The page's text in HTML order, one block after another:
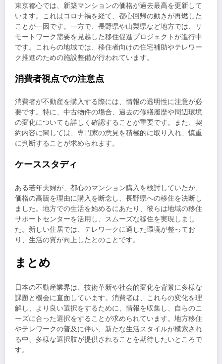
東京都心では、新築マンションの価格が過去最高を更新して
います。これはコロナ禍を経て、都心回帰の動きが再燃した
ことが一因です。一方で、長野県や山梨県など地方では、リ
モートワーク需要を見越した移住促進プロジェクトが進行中
です。これらの地域では、移住者向けの住宅補助やテレワー
ク推進のための施設整備が行われています。
消費者視点での注意点
消費者が不動産を購入する際には、情報の透明性に注意が必
要です。特に、中古物件の場合、過去の修繕履歴や周辺環境
の変化についても詳しく確認することが重要です。また、契
約内容に関しては、専門家の意見を積極的に取り入れ、慎重
に判断することが求められます。
ケーススタディ
ある若年夫婦が、都心のマンション購入を検討していたが、
価格の高騰を理由に購入を断念し、長野県への移住を決断し
ました。地方での生活を始めるにあたり、彼らは地域の移住
サポートセンターを活用し、スムーズな移住を実現しまし
た。新しい住居では、テレワークに適した環境が整ってお
り、生活の質が向上したとのことです。
まとめ
日本の不動産業界は、技術革新や社会的変化を背景に多様な
課題と機会に直面しています。消費者は、これらの変化を理
解し、より良い選択をするために、情報を収集し、自らのニ
ーズに合った選択をすることが求められています。地方移住
やテレワークの普及に伴い、新たな生活スタイルが模索され
る中、多様な選択肢が提供されることを期待したいところで
す。